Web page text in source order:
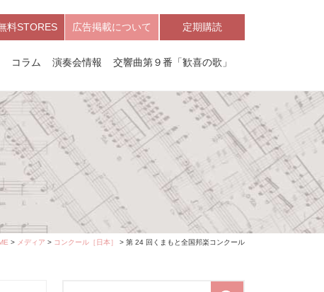
料STORES 広告掲載について 定期購読
コラム 演奏会情報 交響曲第９番「歓喜の歌」
> メディア > コンクール［日本］ > 第 24 回くまもと全国邦楽コンクール